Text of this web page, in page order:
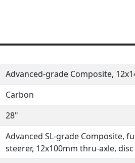
Advanced-grade Composite,
Carbon
28"
Advanced SL-grade Composite,
steerer, 12x100mm thru-axle, disc